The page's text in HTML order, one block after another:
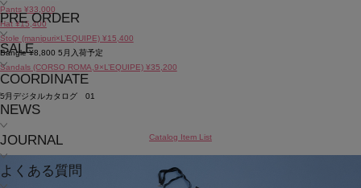
PRE ORDER
SALE
COORDINATE
NEWS
JOURNAL
よくある質問
Pants ¥33,000
Hat ¥15,400
Stole (manipuri×L’EQUIPE) ¥15,400
Bangle ¥8,800 5月入荷予定
Sandals (CORSO ROMA,9×L’EQUIPE) ¥35,200
5月デジタルカタログ 01
Catalog Item List